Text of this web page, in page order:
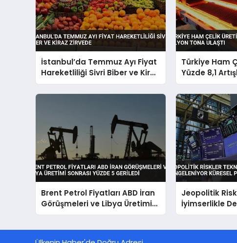
İstanbul’da Temmuz Ayı Fiyat
Hareketliliği Sivri Biber ve Kiraz
Zirvede
Türkiye Ham
Yüzde 8,1
Tona Ulaştı
Brent Petrol Fiyatları ABD İran
Görüşmeleri ve Libya Üretimi
Sonrası Yüzde 5 Geriledi
Jeopolitik
İyimserlikle
Küresel